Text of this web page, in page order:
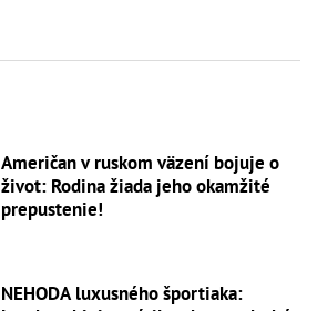
Američan v ruskom väzení bojuje o
život: Rodina žiada jeho okamžité
prepustenie!
NEHODA luxusného športiaka: